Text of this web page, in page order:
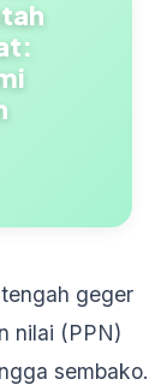
geger
nilai (PPN)
sembako.